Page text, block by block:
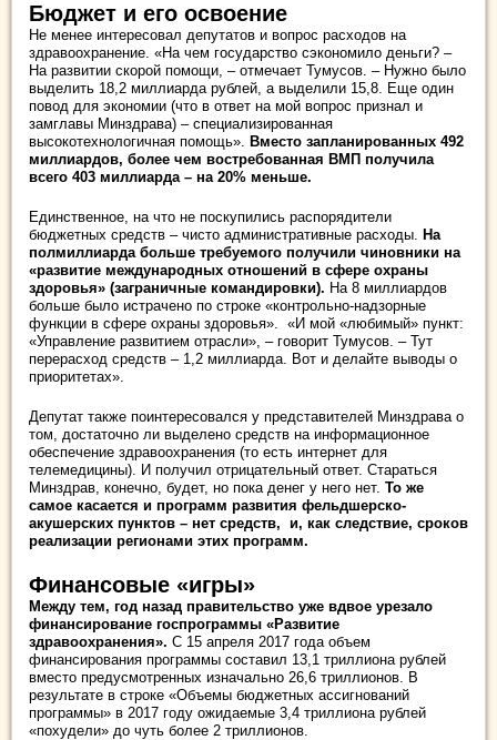
Бюджет и его освоение
Не менее интересовал депутатов и вопрос расходов на
здравоохранение. «На чем государство сэкономило деньги? –
На развитии скорой помощи, – отмечает Тумусов. – Нужно было
выделить 18,2 миллиарда рублей, а выделили 15,8. Еще один
повод для экономии (что в ответ на мой вопрос признал и
замглавы Минздрава) – специализированная
высокотехнологичная помощь». Вместо запланированных 492
миллиардов, более чем востребованная ВМП получила
всего 403 миллиарда – на 20% меньше.
Единственное, на что не поскупились распорядители
бюджетных средств – чисто административные расходы. На
полмиллиарда больше требуемого получили чиновники на
«развитие международных отношений в сфере охраны
здоровья» (заграничные командировки). На 8 миллиардов
больше было истрачено по строке «контрольно-надзорные
функции в сфере охраны здоровья». «И мой «любимый» пункт:
«Управление развитием отрасли», – говорит Тумусов. – Тут
перерасход средств – 1,2 миллиарда. Вот и делайте выводы о
приоритетах».
Депутат также поинтересовался у представителей Минздрава о
том, достаточно ли выделено средств на информационное
обеспечение здравоохранения (то есть интернет для
телемедицины). И получил отрицательный ответ. Стараться
Минздрав, конечно, будет, но пока денег у него нет. То же
самое касается и программ развития фельдшерско-
акушерских пунктов – нет средств, и, как следствие, сроков
реализации регионами этих программ.
Финансовые «игры»
Между тем, год назад правительство уже вдвое урезало
финансирование госпрограммы «Развитие
здравоохранения». С 15 апреля 2017 года объем
финансирования программы составил 13,1 триллиона рублей
вместо предусмотренных изначально 26,6 триллионов. В
результате в строке «Объемы бюджетных ассигнований
программы» в 2017 году ожидаемые 3,4 триллиона рублей
«похудели» до чуть более 2 триллионов.